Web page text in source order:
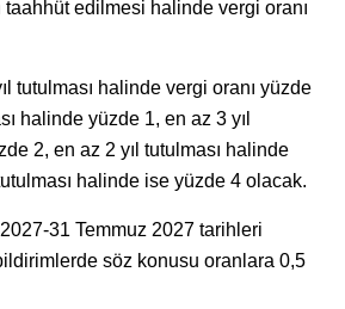
edilmesi halinde vergi oranı
tutulması halinde vergi oranı yüzde
halinde yüzde 1, en az 3 yıl
2, en az 2 yıl tutulması halinde
halinde ise yüzde 4 olacak.
31 Temmuz 2027 tarihleri
söz konusu oranlara 0,5